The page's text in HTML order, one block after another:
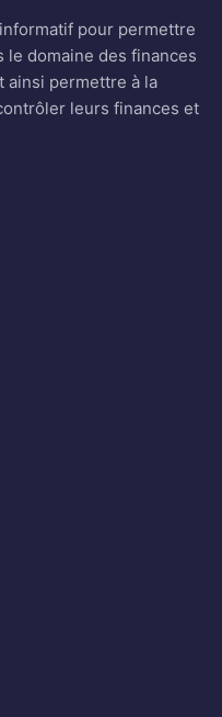
pour permettre
le domaine des finances
ainsi permettre à la
leurs finances et